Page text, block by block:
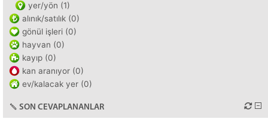
yer/yön (1)
alınık/satılık (0)
gönül işleri (0)
hayvan (0)
kayıp (0)
kan aranıyor (0)
ev/kalacak yer (0)
SON CEVAPLANANLAR